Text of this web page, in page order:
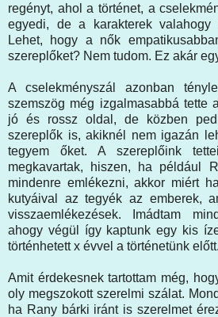
regényt, ahol a történet, a
egyedi, de a karakterek valahogy
Lehet, hogy a nők
szereplőket? Nem tudom. Ez akár
A cselekményszál azonban
szemszög még izgalmasabbá tette
jó és rossz oldal, de közben
szereplők is, akiknél nem igazán
tegyem őket. A szereplőink
megkavartak, hiszen, ha például
mindenre emlékezni, akkor miért
kutyáival az tegyék az emberek,
visszaemlékezések. Imádtam
ahogy végül így kaptunk egy kis
történhetett x évvel a történetünk előtt.
Amit érdekesnek tartottam még,
oly megszokott szerelmi szálat.
ha Rany bárki iránt is szerelmet